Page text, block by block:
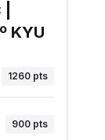
KYU
1260 pts
900 pts